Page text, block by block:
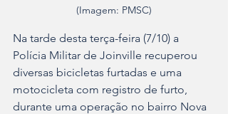
(Imagem: PMSC)
Na tarde desta terça-feira (7/10) a
Polícia Militar de Joinville recuperou
diversas bicicletas furtadas e uma
motocicleta com registro de furto,
durante uma operação no bairro Nova